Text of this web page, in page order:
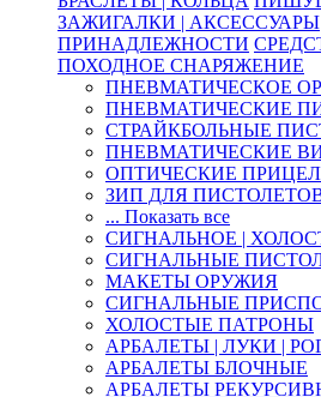
ЗАЖИГАЛКИ | АКСЕССУАРЫ
ПРИНАДЛЕЖНОСТИ
ПОХОДНОЕ СНАРЯЖЕНИЕ
ПНЕВМАТИЧЕСКОЕ
ПНЕВМАТИЧЕСКИЕ
СТРАЙКБОЛЬНЫЕ
ПНЕВМАТИЧЕСКИЕ
ОПТИЧЕСКИЕ
ЗИП ДЛЯ
... Показать все
СИГНАЛЬНОЕ |
СИГНАЛЬНЫЕ
МАКЕТЫ ОРУЖИЯ
СИГНАЛЬНЫЕ
ХОЛОСТЫЕ ПАТРОНЫ
АРБАЛЕТЫ | ЛУКИ |
АРБАЛЕТЫ БЛОЧНЫЕ
АРБАЛЕТЫ